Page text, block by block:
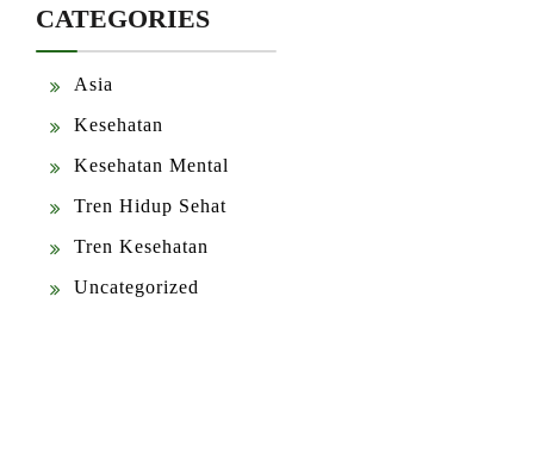
CATEGORIES
Asia
Kesehatan
Kesehatan Mental
Tren Hidup Sehat
Tren Kesehatan
Uncategorized